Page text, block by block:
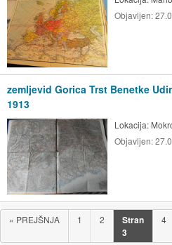
Objavljen:
zemljevid Gorica Trst Benetke
1913
Lokacija:
Objavljen:
« PREJŠNJA 1 2
Stran
3
4